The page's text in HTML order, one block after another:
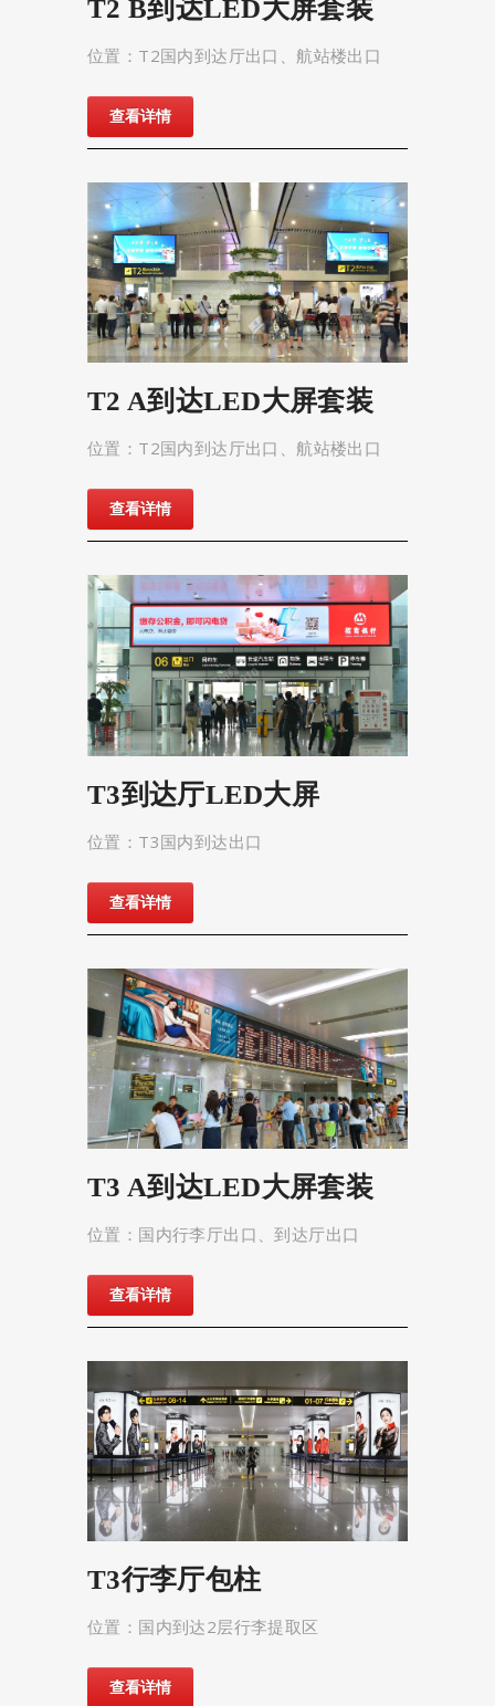
T2 B到达LED大屏套装
位置：T2国内到达厅出口、航站楼出口
查看详情
T2 A到达LED大屏套装
位置：T2国内到达厅出口、航站楼出口
查看详情
T3到达厅LED大屏
位置：T3国内到达出口
查看详情
T3 A到达LED大屏套装
位置：国内行李厅出口、到达厅出口
查看详情
T3行李厅包柱
位置：国内到达2层行李提取区
查看详情